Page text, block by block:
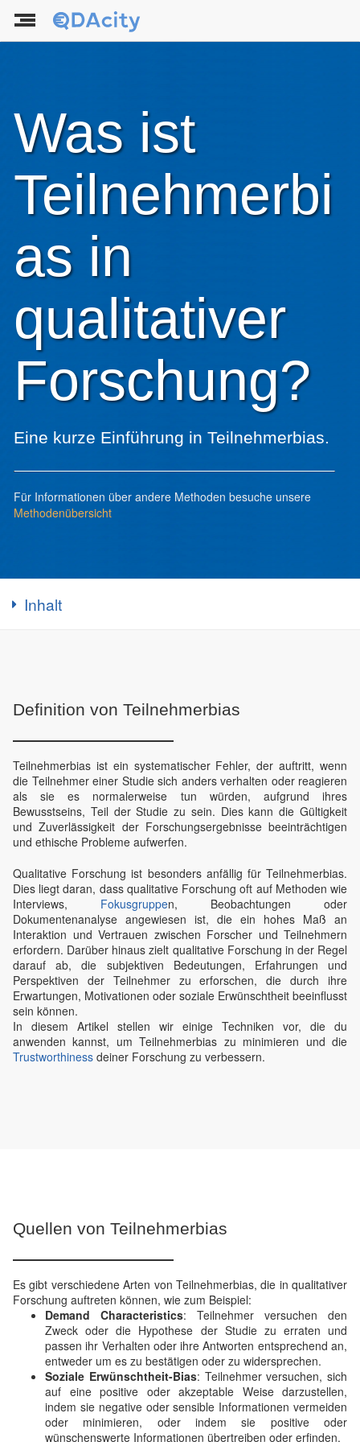
Was ist
Teilnehmerbi
as in
qualitativer
Forschung?
Eine kurze Einführung in Teilnehmerbias.
Für Informationen über andere Methoden besuche unsere
Methodenübersicht
Inhalt
Definition von Teilnehmerbias
Teilnehmerbias ist ein systematischer Fehler, der auftritt, wenn
die Teilnehmer einer Studie sich anders verhalten oder reagieren
als sie es normalerweise tun würden, aufgrund ihres
Bewusstseins, Teil der Studie zu sein. Dies kann die Gültigkeit
und Zuverlässigkeit der Forschungsergebnisse beeinträchtigen
und ethische Probleme aufwerfen.
Qualitative Forschung ist besonders anfällig für Teilnehmerbias.
Dies liegt daran, dass qualitative Forschung oft auf Methoden wie
Interviews, Fokusgruppen, Beobachtungen oder
Dokumentenanalyse angewiesen ist, die ein hohes Maß an
Interaktion und Vertrauen zwischen Forscher und Teilnehmern
erfordern. Darüber hinaus zielt qualitative Forschung in der Regel
darauf ab, die subjektiven Bedeutungen, Erfahrungen und
Perspektiven der Teilnehmer zu erforschen, die durch ihre
Erwartungen, Motivationen oder soziale Erwünschtheit beeinflusst
sein können.
In diesem Artikel stellen wir einige Techniken vor, die du
anwenden kannst, um Teilnehmerbias zu minimieren und die
Trustworthiness deiner Forschung zu verbessern.
Quellen von Teilnehmerbias
Es gibt verschiedene Arten von Teilnehmerbias, die in qualitativer
Forschung auftreten können, wie zum Beispiel:
Demand Characteristics: Teilnehmer versuchen den
Zweck oder die Hypothese der Studie zu erraten und
passen ihr Verhalten oder ihre Antworten entsprechend an,
entweder um es zu bestätigen oder zu widersprechen.
Soziale Erwünschtheit-Bias: Teilnehmer versuchen, sich
auf eine positive oder akzeptable Weise darzustellen,
indem sie negative oder sensible Informationen vermeiden
oder minimieren, oder indem sie positive oder
wünschenswerte Informationen übertreiben oder erfinden.